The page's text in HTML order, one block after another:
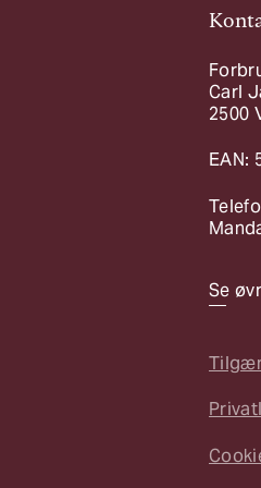
Carl
2500
EAN:
Se